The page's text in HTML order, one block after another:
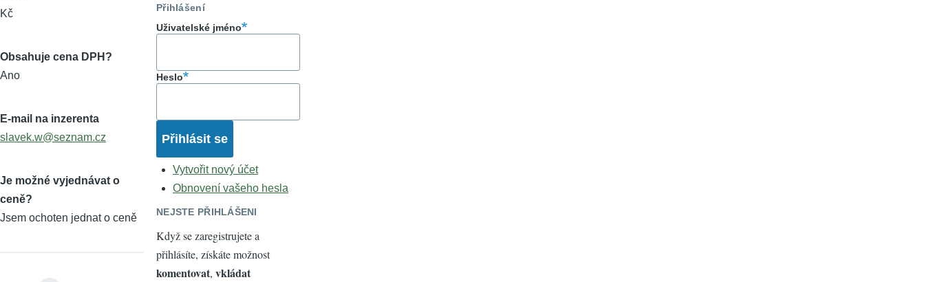
Kč
Obsahuje cena DPH?
Ano
E-mail na inzerenta
slavek.w@seznam.cz
Je možné vyjednávat o
ceně?
Jsem ochoten jednat o ceně
Přihlášení
Uživatelské jméno
Heslo
Vytvořit nový účet
Obnovení vašeho hesla
NEJSTE PŘIHLÁŠENI
Když se zaregistrujete a
přihlásíte, získáte možnost
komentovat, vkládat